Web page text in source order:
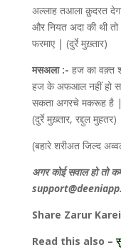
अल्लाह तआला क़ुदरत
और नियत अदा की थी
फरमाए | (दुर्रे मुख़्तार)
मसअला :- हज का वक़्त
हज के अफआल नहीं हो
सकता अगरचे मकरूह है |
(दुर्रे मुख़्तार, रद्दुल मुहतर)
(बहारे शरीअत जिल्द
अगर कोई सवाल हो
Share Zarur
Read this also –